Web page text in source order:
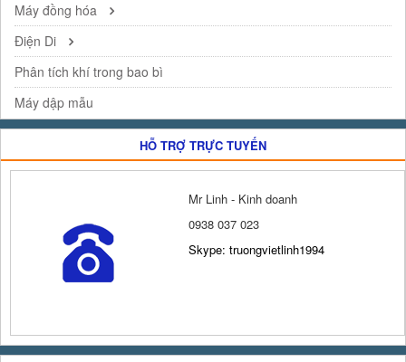
Máy đồng hóa
Điện Di
Phân tích khí trong bao bì
Máy dập mẫu
HỖ TRỢ TRỰC TUYẾN
Mr Linh - Kinh doanh
0938 037 023
Skype: truongvietlinh1994